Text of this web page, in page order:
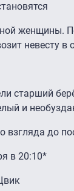
женщины.
невесту в
старший
и
взгляда до
в 20:10*